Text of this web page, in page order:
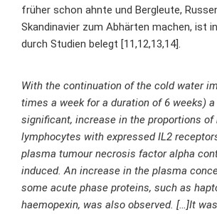
früher schon ahnte und Bergleute,
Skandinavier zum Abhärten machen, ist
durch Studien belegt [11,12,13,14].
With the continuation of the cold water
times a week for a duration of 6 weeks)
significant, increase in the proportions of
lymphocytes with expressed IL2
plasma tumour necrosis factor alpha
induced. An increase in the plasma
some acute phase proteins, such as
haemopexin, was also observed. […]It